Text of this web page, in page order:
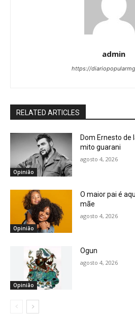
admin
https://
RELATED ARTICLES
Opinião
Dom Ernesto de
mito guarani
agosto 4, 2026
Opinião
O maior pai é
mãe
agosto 4, 2026
Opinião
Ogun
agosto 4, 2026